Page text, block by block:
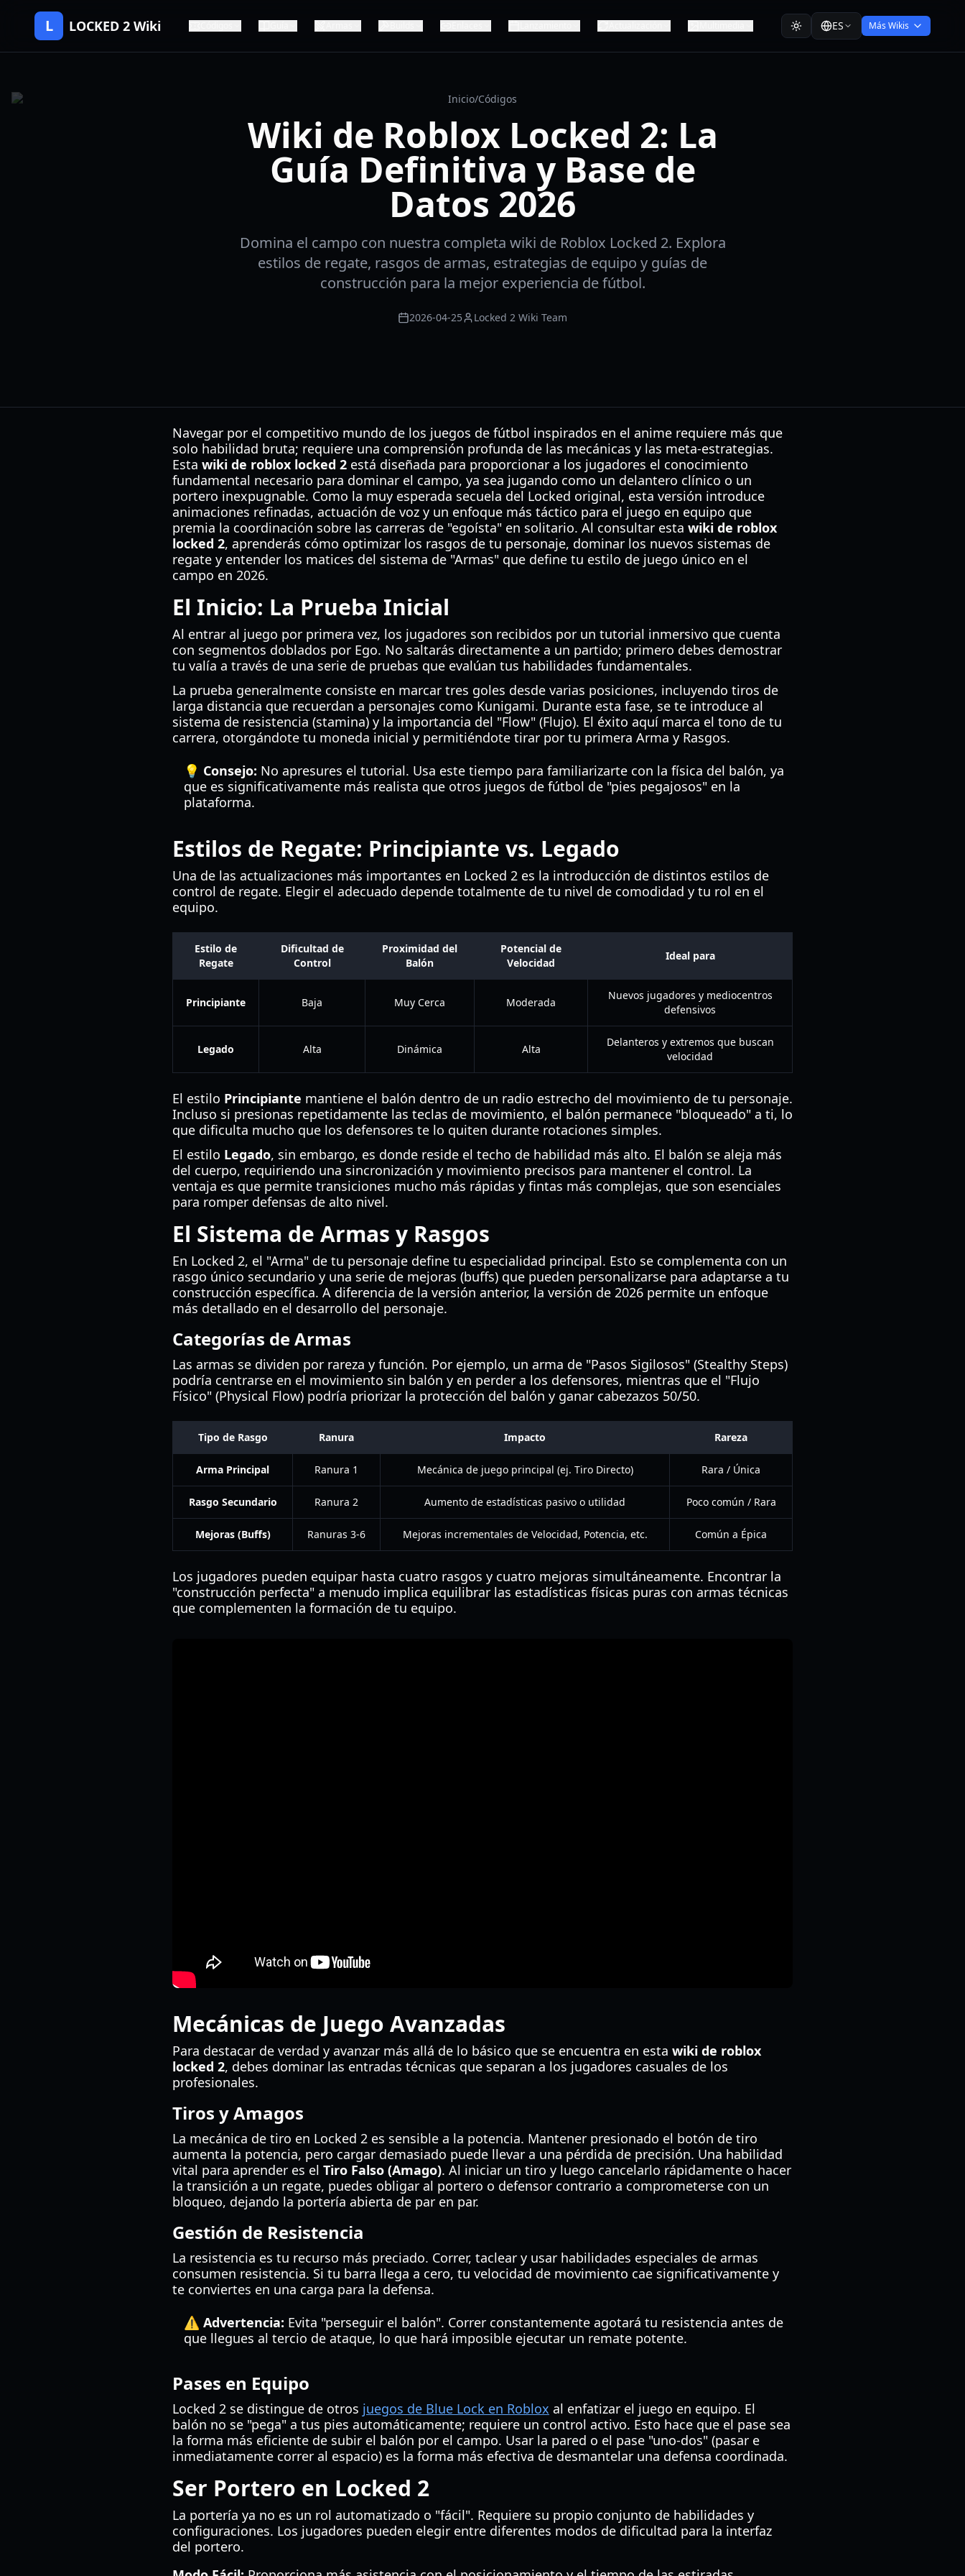
L LOCKED 2 Wiki ES Más Wikis
Inicio/Códigos
Wiki de Roblox Locked 2: La
Guía Definitiva y Base de
Datos 2026
Domina el campo con nuestra completa wiki de Roblox Locked 2. Explora
estilos de regate, rasgos de armas, estrategias de equipo y guías de
construcción para la mejor experiencia de fútbol.
2026-04-25 Locked 2 Wiki Team
Navegar por el competitivo mundo de los juegos de fútbol inspirados en el anime requiere más que
solo habilidad bruta; requiere una comprensión profunda de las mecánicas y las meta-estrategias.
Esta wiki de roblox locked 2 está diseñada para proporcionar a los jugadores el conocimiento
fundamental necesario para dominar el campo, ya sea jugando como un delantero clínico o un
portero inexpugnable. Como la muy esperada secuela del Locked original, esta versión introduce
animaciones refinadas, actuación de voz y un enfoque más táctico para el juego en equipo que
premia la coordinación sobre las carreras de "egoísta" en solitario. Al consultar esta wiki de roblox
locked 2, aprenderás cómo optimizar los rasgos de tu personaje, dominar los nuevos sistemas de
regate y entender los matices del sistema de "Armas" que define tu estilo de juego único en el
campo en 2026.
El Inicio: La Prueba Inicial
Al entrar al juego por primera vez, los jugadores son recibidos por un tutorial inmersivo que cuenta
con segmentos doblados por Ego. No saltarás directamente a un partido; primero debes demostrar
tu valía a través de una serie de pruebas que evalúan tus habilidades fundamentales.
La prueba generalmente consiste en marcar tres goles desde varias posiciones, incluyendo tiros de
larga distancia que recuerdan a personajes como Kunigami. Durante esta fase, se te introduce al
sistema de resistencia (stamina) y la importancia del "Flow" (Flujo). El éxito aquí marca el tono de tu
carrera, otorgándote tu moneda inicial y permitiéndote tirar por tu primera Arma y Rasgos.
💡 Consejo: No apresures el tutorial. Usa este tiempo para familiarizarte con la física del balón, ya
que es significativamente más realista que otros juegos de fútbol de "pies pegajosos" en la
plataforma.
Estilos de Regate: Principiante vs. Legado
Una de las actualizaciones más importantes en Locked 2 es la introducción de distintos estilos de
control de regate. Elegir el adecuado depende totalmente de tu nivel de comodidad y tu rol en el
equipo.
Estilo de
Regate
Dificultad de
Control
Proximidad del
Balón
Potencial de
Velocidad
Ideal para
Principiante Baja Muy Cerca Moderada
Nuevos jugadores y mediocentros
defensivos
Legado Alta Dinámica Alta
Delanteros y extremos que buscan
velocidad
El estilo Principiante mantiene el balón dentro de un radio estrecho del movimiento de tu personaje.
Incluso si presionas repetidamente las teclas de movimiento, el balón permanece "bloqueado" a ti, lo
que dificulta mucho que los defensores te lo quiten durante rotaciones simples.
El estilo Legado, sin embargo, es donde reside el techo de habilidad más alto. El balón se aleja más
del cuerpo, requiriendo una sincronización y movimiento precisos para mantener el control. La
ventaja es que permite transiciones mucho más rápidas y fintas más complejas, que son esenciales
para romper defensas de alto nivel.
El Sistema de Armas y Rasgos
En Locked 2, el "Arma" de tu personaje define tu especialidad principal. Esto se complementa con un
rasgo único secundario y una serie de mejoras (buffs) que pueden personalizarse para adaptarse a tu
construcción específica. A diferencia de la versión anterior, la versión de 2026 permite un enfoque
más detallado en el desarrollo del personaje.
Categorías de Armas
Las armas se dividen por rareza y función. Por ejemplo, un arma de "Pasos Sigilosos" (Stealthy Steps)
podría centrarse en el movimiento sin balón y en perder a los defensores, mientras que el "Flujo
Físico" (Physical Flow) podría priorizar la protección del balón y ganar cabezazos 50/50.
Tipo de Rasgo Ranura Impacto Rareza
Arma Principal Ranura 1 Mecánica de juego principal (ej. Tiro Directo) Rara / Única
Rasgo Secundario Ranura 2 Aumento de estadísticas pasivo o utilidad Poco común / Rara
Mejoras (Buffs) Ranuras 3-6 Mejoras incrementales de Velocidad, Potencia, etc. Común a Épica
Los jugadores pueden equipar hasta cuatro rasgos y cuatro mejoras simultáneamente. Encontrar la
"construcción perfecta" a menudo implica equilibrar las estadísticas físicas puras con armas técnicas
que complementen la formación de tu equipo.
Mecánicas de Juego Avanzadas
Para destacar de verdad y avanzar más allá de lo básico que se encuentra en esta wiki de roblox
locked 2, debes dominar las entradas técnicas que separan a los jugadores casuales de los
profesionales.
Tiros y Amagos
La mecánica de tiro en Locked 2 es sensible a la potencia. Mantener presionado el botón de tiro
aumenta la potencia, pero cargar demasiado puede llevar a una pérdida de precisión. Una habilidad
vital para aprender es el Tiro Falso (Amago). Al iniciar un tiro y luego cancelarlo rápidamente o hacer
la transición a un regate, puedes obligar al portero o defensor contrario a comprometerse con un
bloqueo, dejando la portería abierta de par en par.
Gestión de Resistencia
La resistencia es tu recurso más preciado. Correr, taclear y usar habilidades especiales de armas
consumen resistencia. Si tu barra llega a cero, tu velocidad de movimiento cae significativamente y
te conviertes en una carga para la defensa.
⚠️ Advertencia: Evita "perseguir el balón". Correr constantemente agotará tu resistencia antes de
que llegues al tercio de ataque, lo que hará imposible ejecutar un remate potente.
Pases en Equipo
Locked 2 se distingue de otros juegos de Blue Lock en Roblox al enfatizar el juego en equipo. El
balón no se "pega" a tus pies automáticamente; requiere un control activo. Esto hace que el pase sea
la forma más eficiente de subir el balón por el campo. Usar la pared o el pase "uno-dos" (pasar e
inmediatamente correr al espacio) es la forma más efectiva de desmantelar una defensa coordinada.
Ser Portero en Locked 2
La portería ya no es un rol automatizado o "fácil". Requiere su propio conjunto de habilidades y
configuraciones. Los jugadores pueden elegir entre diferentes modos de dificultad para la interfaz
del portero.